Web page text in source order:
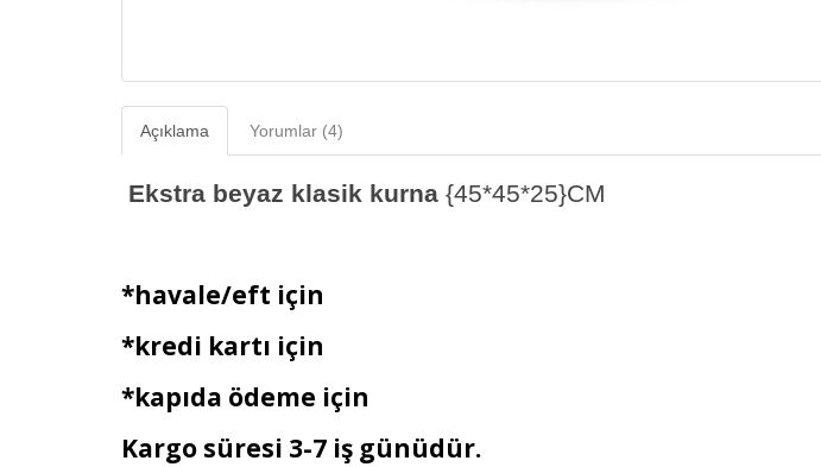
Açıklama Yorumlar (4)
Ekstra beyaz klasik kurna {45*45*25}CM
*havale/eft için
*kredi kartı için
*kapıda ödeme için
Kargo süresi 3-7 iş günüdür.